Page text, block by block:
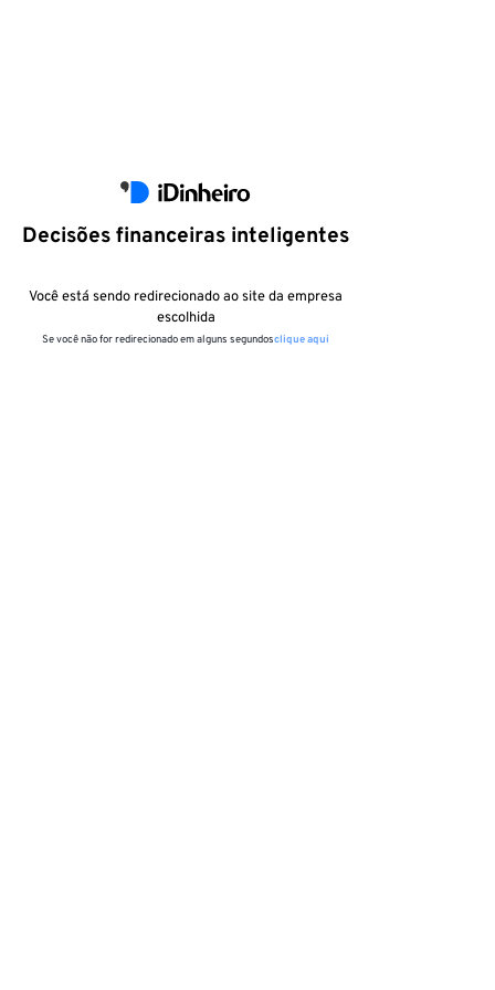
Decisões financeiras inteligentes
Você está sendo redirecionado ao site da empresa
escolhida
Se você não for redirecionado em alguns segundosclique aqui